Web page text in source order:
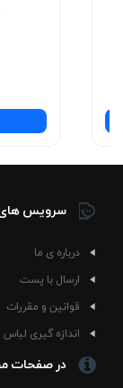
نیست—یه
سرویس های
درباره ی ما
ارسال با پست
قوانین و مقررات
اندازه گیری لباس
در صفحات